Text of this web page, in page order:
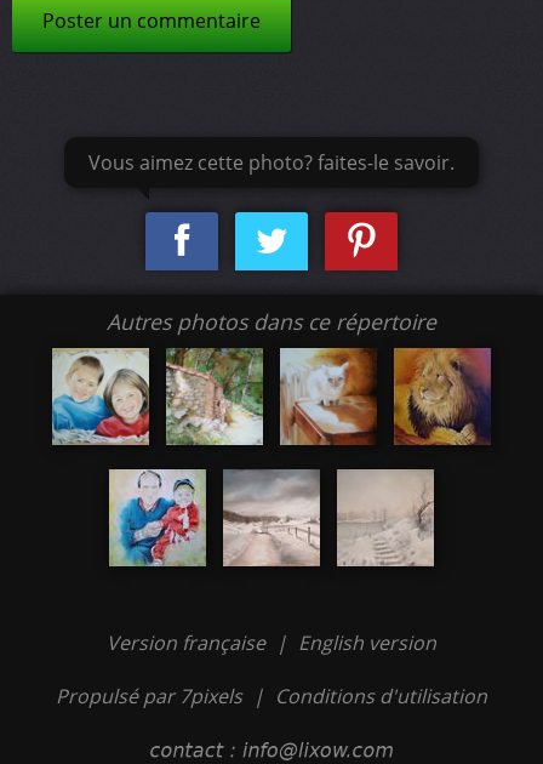
Poster un commentaire
Vous aimez cette photo? faites-le savoir.
Autres photos dans ce répertoire
Version française | English version
Propulsé par 7pixels | Conditions d'utilisation